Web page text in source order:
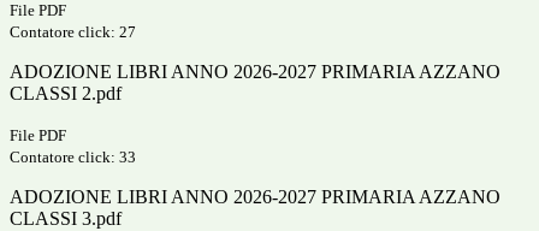
File PDF
Contatore click: 27
ADOZIONE LIBRI ANNO 2026-2027 PRIMARIA AZZANO
CLASSI 2.pdf
File PDF
Contatore click: 33
ADOZIONE LIBRI ANNO 2026-2027 PRIMARIA AZZANO
CLASSI 3.pdf